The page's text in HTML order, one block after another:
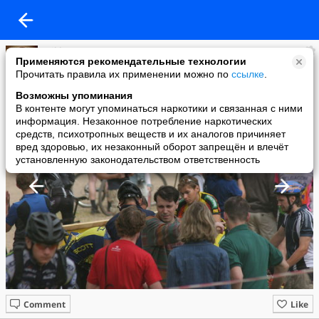
Применяются рекомендательные технологии
Прочитать правила их применении можно по ссылке
Возможны упоминания
В контенте могут упоминаться наркотики и связанная с ними
информация. Незаконное потребление наркотических
средств, психотропных веществ и их аналогов причиняет
вред здоровью, их незаконный оборот запрещён и влечёт
установленную законодательством ответственность
mikko
added a photo
14 Jun в 08:39
Like
Comment